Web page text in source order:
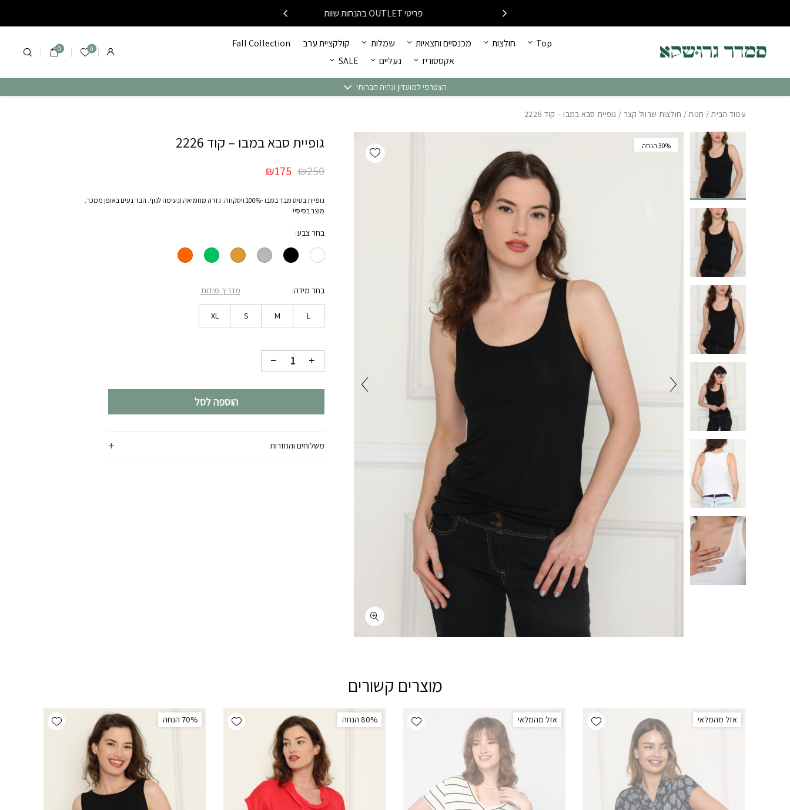
Top חולצות מכנסיים וחצאיות שמלות קולקציית ערב
Fall Collection
אקססוריז
נעליים SALE
0הרשימה שלי
0
הצטרפי למועדון ונהיה חברות!
עמוד הבית / חנות / חולצות שרוול קצר / גופיית סבא במבו – קוד 2226
גופיית סבא במבו – קוד 2226
₪250
₪175
גופיית בסיס מבד במבו -100% ויסקוזה. גזרה מחמיאה ונעימה לגוף. הבד נעים באופן ממכר.
מוצר בסיסי!
בחר צבע
בחר מידה מדריך מידות
L
M
S
XL
הוספה לסל
משלוחים והחזרות
‫30% הנחה Add wishlist
מוצרים קשורים
Add wishlist אזל מהמלאי Add wishlist אזל מהמלאי Add wishlist ‫80% הנחה Add wishlist ‫70% הנחה